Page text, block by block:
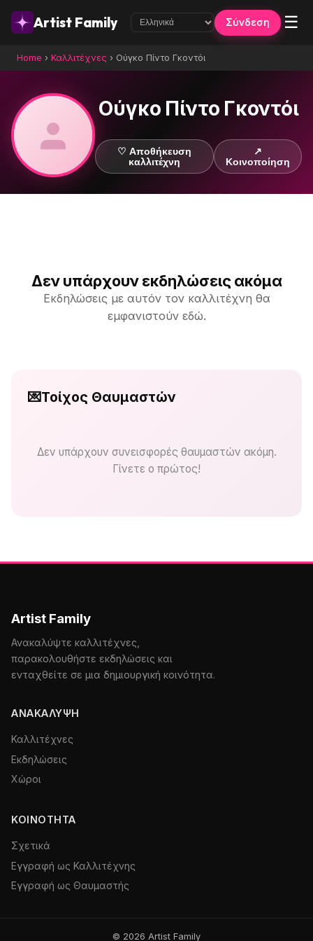
Artist Family Σύνδεση ☰
Home › Καλλιτέχνες › Ούγκο Πίντο Γκοντόι
Ούγκο Πίντο Γκοντόι
♡ Αποθήκευση
καλλιτέχνη
↗
Κοινοποίηση
Δεν υπάρχουν εκδηλώσεις ακόμα
Εκδηλώσεις με αυτόν τον καλλιτέχνη θα
εμφανιστούν εδώ.
💌Τοίχος Θαυμαστών
Δεν υπάρχουν συνεισφορές θαυμαστών ακόμη.
Γίνετε ο πρώτος!
Artist Family
Ανακαλύψτε καλλιτέχνες,
παρακολουθήστε εκδηλώσεις και
ενταχθείτε σε μια δημιουργική κοινότητα.
ΑΝΑΚΆΛΥΨΗ
Καλλιτέχνες
Εκδηλώσεις
Χώροι
ΚΟΙΝΌΤΗΤΑ
Σχετικά
Εγγραφή ως Καλλιτέχνης
Εγγραφή ως Θαυμαστής
© 2026 Artist Family